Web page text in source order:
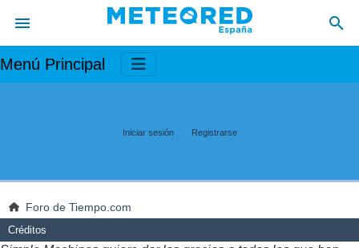
Menú Principal
Iniciar sesión Registrarse
Foro de Tiempo.com
Créditos